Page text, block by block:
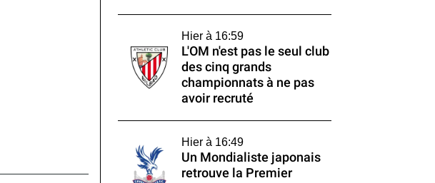
Hier à 16:59
L'OM n'est pas le seul club
des cinq grands
championnats à ne pas
avoir recruté
Hier à 16:49
Un Mondialiste japonais
retrouve la Premier